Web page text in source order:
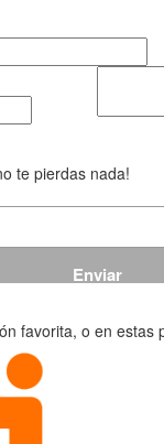
te pierdas nada!
favorita, o en estas